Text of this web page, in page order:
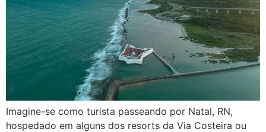
Imagine-se como turista passeando por Natal, RN,
hospedado em alguns dos resorts da Via Costeira ou